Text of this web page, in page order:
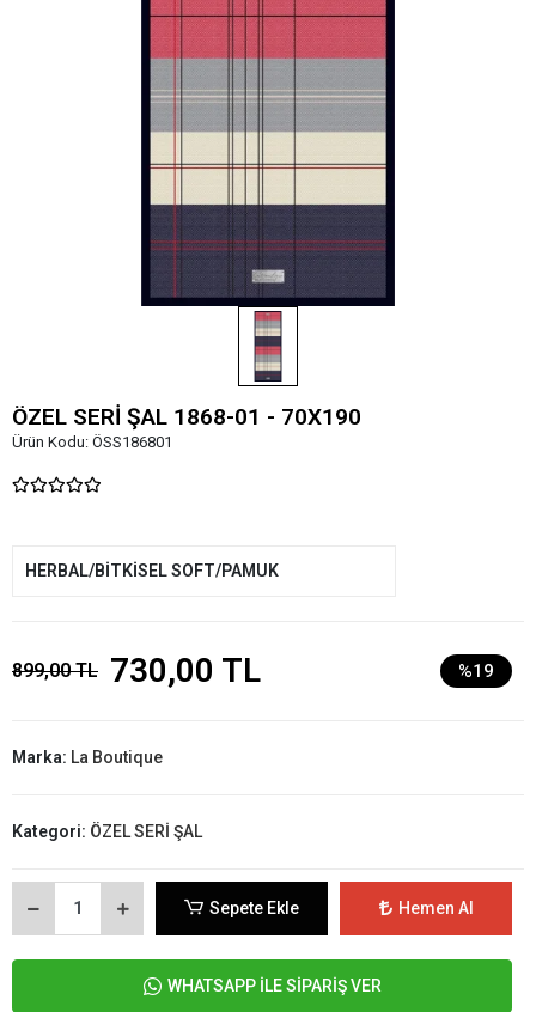
ÖZEL SERİ ŞAL 1868-01 - 70X190
Ürün Kodu: ÖSS186801
HERBAL/BİTKİSEL SOFT/PAMUK
899,00 TL 730,00 TL %19
Marka: La Boutique
Kategori: ÖZEL SERİ ŞAL
Sepete Ekle Hemen Al
WHATSAPP İLE SİPARİŞ VER